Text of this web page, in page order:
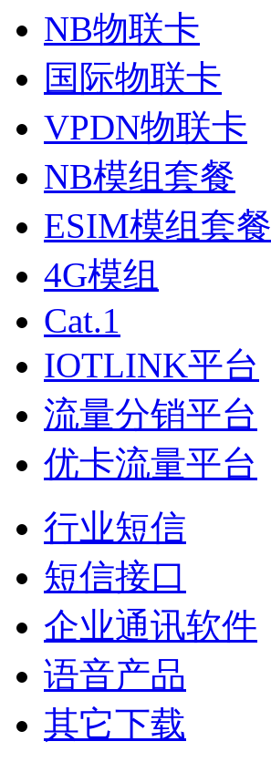
NB物联卡
国际物联卡
VPDN物联卡
NB模组套餐
ESIM模组套餐
4G模组
Cat.1
IOTLINK平台
流量分销平台
优卡流量平台
行业短信
短信接口
企业通讯软件
语音产品
其它下载